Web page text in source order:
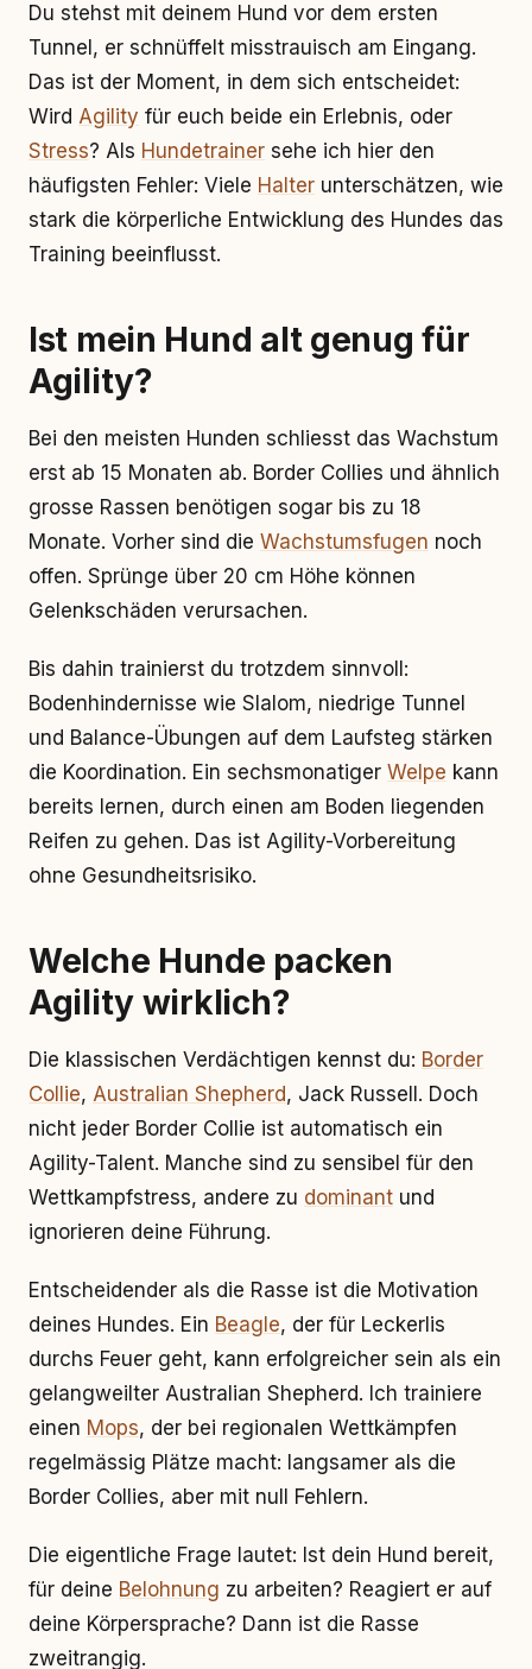
Du stehst mit deinem Hund vor dem ersten
Tunnel, er schnüffelt misstrauisch am Eingang.
Das ist der Moment, in dem sich entscheidet:
Wird Agility für euch beide ein Erlebnis, oder
Stress? Als Hundetrainer sehe ich hier den
häufigsten Fehler: Viele Halter unterschätzen, wie
stark die körperliche Entwicklung des Hundes das
Training beeinflusst.
Ist mein Hund alt genug für
Agility?
Bei den meisten Hunden schliesst das Wachstum
erst ab 15 Monaten ab. Border Collies und ähnlich
grosse Rassen benötigen sogar bis zu 18
Monate. Vorher sind die Wachstumsfugen noch
offen. Sprünge über 20 cm Höhe können
Gelenkschäden verursachen.
Bis dahin trainierst du trotzdem sinnvoll:
Bodenhindernisse wie Slalom, niedrige Tunnel
und Balance-Übungen auf dem Laufsteg stärken
die Koordination. Ein sechsmonatiger Welpe kann
bereits lernen, durch einen am Boden liegenden
Reifen zu gehen. Das ist Agility-Vorbereitung
ohne Gesundheitsrisiko.
Welche Hunde packen
Agility wirklich?
Die klassischen Verdächtigen kennst du: Border
Collie, Australian Shepherd, Jack Russell. Doch
nicht jeder Border Collie ist automatisch ein
Agility-Talent. Manche sind zu sensibel für den
Wettkampfstress, andere zu dominant und
ignorieren deine Führung.
Entscheidender als die Rasse ist die Motivation
deines Hundes. Ein Beagle, der für Leckerlis
durchs Feuer geht, kann erfolgreicher sein als ein
gelangweilter Australian Shepherd. Ich trainiere
einen Mops, der bei regionalen Wettkämpfen
regelmässig Plätze macht: langsamer als die
Border Collies, aber mit null Fehlern.
Die eigentliche Frage lautet: Ist dein Hund bereit,
für deine Belohnung zu arbeiten? Reagiert er auf
deine Körpersprache? Dann ist die Rasse
zweitrangig.